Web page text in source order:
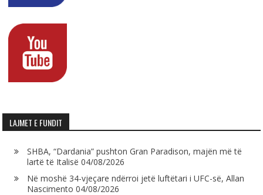
LAJMET E FUNDIT
SHBA, “Dardania” pushton Gran Paradison, majën më të
lartë të Italisë 04/08/2026
Në moshë 34-vjeçare ndërroi jetë luftëtari i UFC-së, Allan
Nascimento 04/08/2026